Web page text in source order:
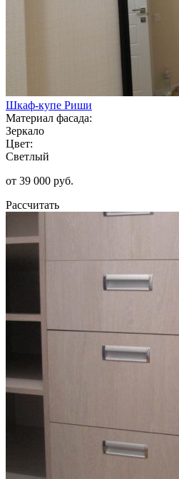
Шкаф-купе Риши
Материал фасада:
Зеркало
Цвет:
Светлый
от 39 000 руб.
Рассчитать